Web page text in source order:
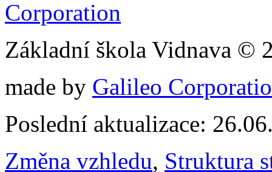
Základní škola Vidnava ©
made by Galileo
Poslední aktualizace:
Změna vzhledu, Struktura